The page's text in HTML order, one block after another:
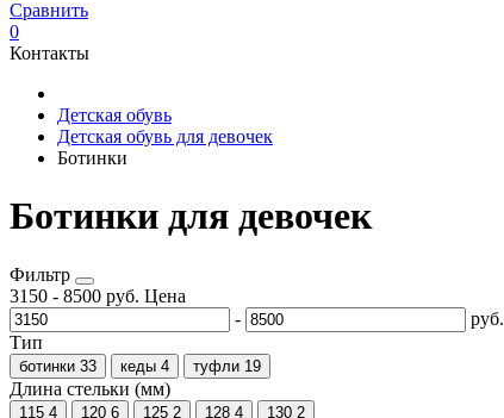
Сравнить
0
Контакты
Детская обувь
Детская обувь для девочек
Ботинки
Ботинки для девочек
Фильтр
3150 - 8500 руб. Цена
-
руб.
Тип
ботинки 33 кеды 4 туфли 19
Длина стельки (мм)
115 4 120 6 125 2 128 4 130 2